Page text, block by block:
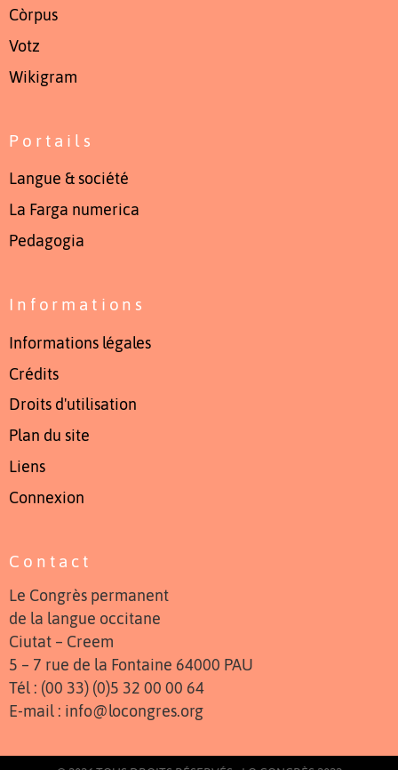
Còrpus
Votz
Wikigram
Portails
Langue & société
La Farga numerica
Pedagogia
Informations
Informations légales
Crédits
Droits d'utilisation
Plan du site
Liens
Connexion
Contact
Le Congrès permanent
de la langue occitane
Ciutat – Creem
5 – 7 rue de la Fontaine 64000 PAU
Tél : (00 33) (0)5 32 00 00 64
E-mail : info@locongres.org